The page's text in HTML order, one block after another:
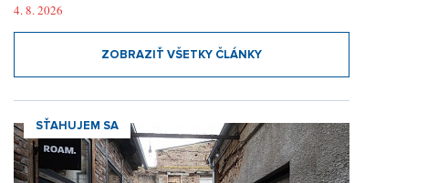
4. 8. 2026
ZOBRAZIŤ VŠETKY ČLÁNKY
SŤAHUJEM SA